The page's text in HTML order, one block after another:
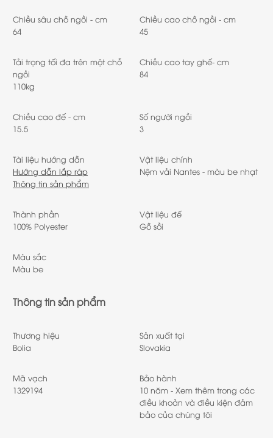
Chiều sâu chỗ ngồi - cm
64
Chiều cao chỗ ngồi - cm
45
Tải trọng tối đa trên một chỗ
ngồi
110kg
Chiều cao tay ghế- cm
84
Chiều cao đế - cm
15.5
Số người ngồi
3
Tài liệu hướng dẫn
Hướng dẫn lắp ráp
Thông tin sản phẩm
Vật liệu chính
Nệm vải Nantes - màu be nhạt
Thành phần
100% Polyester
Vật liệu đế
Gỗ sồi
Màu sắc
Màu be
Thông tin sản phẩm
Thương hiệu
Bolia
Sản xuất tại
Slovakia
Mã vạch
1329194
Bảo hành
10 năm - Xem thêm trong các
điều khoản và điều kiện đảm
bảo của chúng tôi